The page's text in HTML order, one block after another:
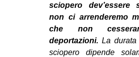
sciopero dev’essere
non ci arrenderemo
che non
deportazioni. La
sciopero dipende